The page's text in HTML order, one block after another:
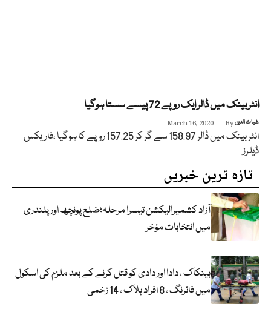
انٹر بینک میں ڈالر ایک روپے 72 پیسے سستا ہوگیا
March 16, 2020 Byغیاث الدین
انٹر بینک میں ڈالر 158.97 سے گر کر 157.25 روپے کا ہوگیا ،فاریکس
ڈیلرز
تازہ ترین خبریں
آزاد کشمیرالیکشن تیسرا مرحلہ؛ضلع پونچھ اور پلندری
میں انتخابات مؤخر
بینکاک ، دادا اور دادی کو قتل کرنے کے بعد ملزم کی اسکول
میں فائرنگ ، 8 افراد ہلاک ، 14 زخمی